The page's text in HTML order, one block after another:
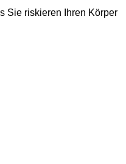
Sie riskieren Ihren Körper